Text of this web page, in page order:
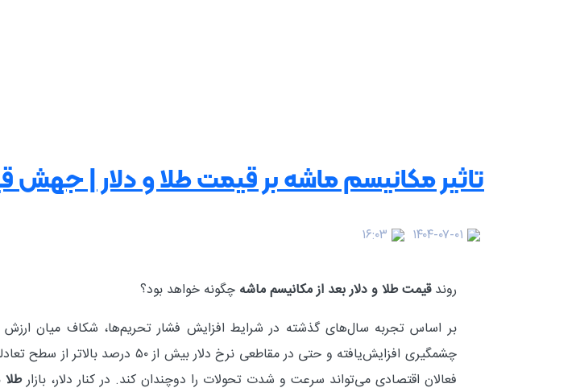
تاثیر مکانیسم ماشه بر قیمت طلا و دلار |
روندقیمت طلا و دلار بعد از مکانیسم ماشه چگونه خواهد بود؟
بر اساس تجربه سال‌های گذشته در شرایط افزایش فشار تحریم‌ها، شکاف میان
چشمگیری افزایش‌یافته و حتی در
فعالان اقتصادی می‌تواند سرعت و شدت تحولات را دوچندان کند. در کنار دلار، بازارطلا